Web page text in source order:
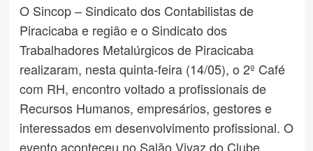
O Sincop – Sindicato dos Contabilistas de
Piracicaba e região e o Sindicato dos
Trabalhadores Metalúrgicos de Piracicaba
realizaram, nesta quinta-feira (14/05), o 2º Café
com RH, encontro voltado a profissionais de
Recursos Humanos, empresários, gestores e
interessados em desenvolvimento profissional. O
evento aconteceu no Salão Vivaz do Clube